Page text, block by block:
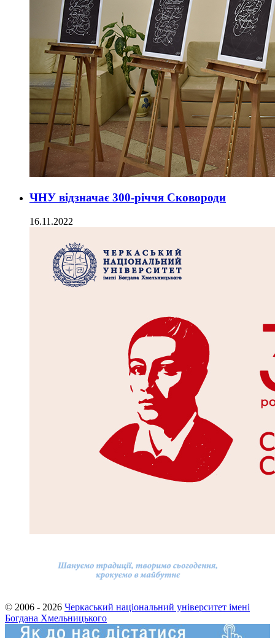
ЧНУ відзначає 300-річчя Сковороди
16.11.2022
© 2006 - 2026 Черкаський національний університет імені
Богдана Хмельницького